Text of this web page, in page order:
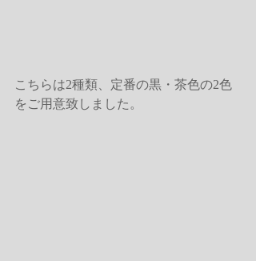
こちらは2種類、定番の黒・茶色の2色
をご用意致しました。